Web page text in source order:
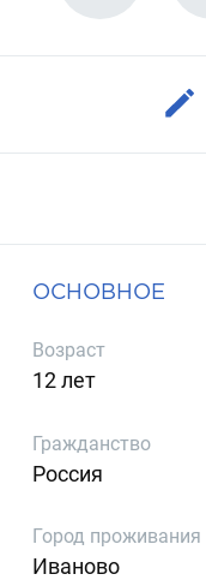
ОСНОВНОЕ
Возраст
12 лет
Гражданство
Россия
Город проживания
Иваново